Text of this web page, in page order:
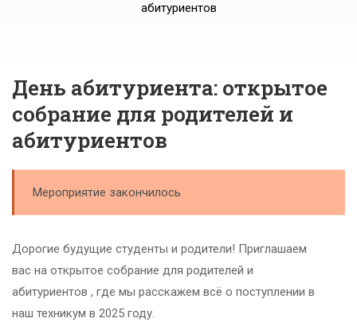
абитуриентов
День абитуриента: открытое
собрание для родителей и
абитуриентов
Мероприятие закончилось
Дорогие будущие студенты и родители! Приглашаем
вас на открытое собрание для родителей и
абитуриентов , где мы расскажем всё о поступлении в
наш техникум в 2025 году.